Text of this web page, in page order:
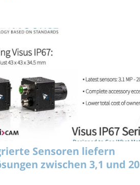
Sensoren liefern
zwischen 3,1 und 20